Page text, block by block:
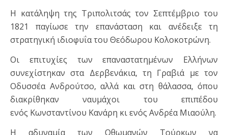
Η κατάληψη της Τριπολιτσάς τον Σεπτέμβριο του
1821 παγίωσε την επανάσταση και ανέδειξε τη
στρατηγική ιδιοφυΐα του Θεόδωρου Κολοκοτρώνη.
Οι επιτυχίες των επαναστατημένων Ελλήνων
συνεχίστηκαν στα Δερβενάκια, τη Γραβιά με τον
Οδυσσέα Ανδρούτσο, αλλά και στη θάλασσα, όπου
διακρίθηκαν ναυμάχοι του επιπέδου
ενός Κωνσταντίνου Κανάρη κι ενός Ανδρέα Μιαούλη.
Η αδυναμία των Οθωμανών Τούρκων να